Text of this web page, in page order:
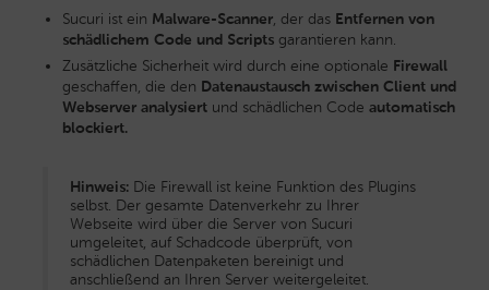
Sucuri ist ein Malware-Scanner, der das Entfernen von
schädlichem Code und Scripts garantieren kann.
Zusätzliche Sicherheit wird durch eine optionale Firewall
geschaffen, die den Datenaustausch zwischen Client und
Webserver analysiert und schädlichen Code automatisch
blockiert.
Hinweis: Die Firewall ist keine Funktion des Plugins
selbst. Der gesamte Datenverkehr zu Ihrer
Webseite wird über die Server von Sucuri
umgeleitet, auf Schadcode überprüft, von
schädlichen Datenpaketen bereinigt und
anschließend an Ihren Server weitergeleitet.